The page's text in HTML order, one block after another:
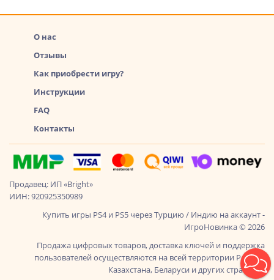
О нас
Отзывы
Как приобрести игру?
Инструкции
FAQ
Контакты
Продавец: ИП «Bright»
ИИН: 920925350989
Купить игры PS4 и PS5 через Турцию / Индию на аккаунт -
ИгроНовинка © 2026
Продажа цифровых товаров, доставка ключей и поддержка
пользователей осуществляются на всей территории России,
Казахстана, Беларуси и других стран СНГ